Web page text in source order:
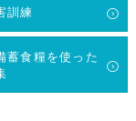
訓練
蓄食糧を使った